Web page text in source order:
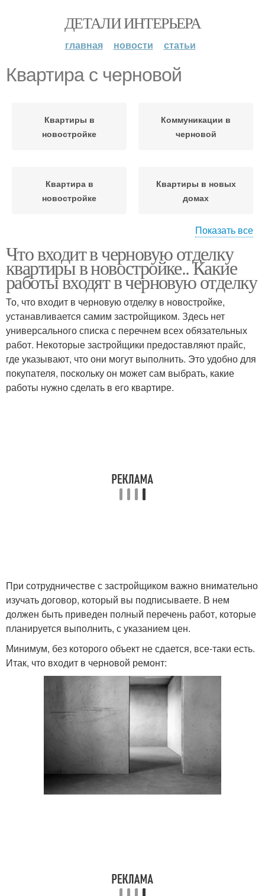
ДЕТАЛИ ИНТЕРЬЕРА
главная новости статьи
Квартира с черновой
Квартиры в
новостройке
Коммуникации в
черновой
Квартира в
новостройке
Квартиры в новых
домах
предчистовой отделкой
предчистовой отделкой
Квартира без отделки
Показать все
Что входит в черновую отделку
квартиры в новостройке.. Какие
работы входят в черновую отделку
То, что входит в черновую отделку в новостройке,
устанавливается самим застройщиком. Здесь нет
универсального списка с перечнем всех обязательных
работ. Некоторые застройщики предоставляют прайс,
где указывают, что они могут выполнить. Это удобно для
покупателя, поскольку он может сам выбрать, какие
работы нужно сделать в его квартире.
При сотрудничестве с застройщиком важно внимательно
изучать договор, который вы подписываете. В нем
должен быть приведен полный перечень работ, которые
планируется выполнить, с указанием цен.
Минимум, без которого объект не сдается, все-таки есть.
Итак, что входит в черновой ремонт: